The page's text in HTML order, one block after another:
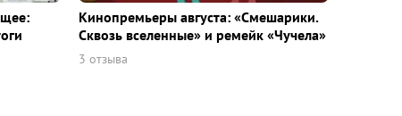
Кинопремьеры августа: «Смешарики.
Сквозь вселенные» и ремейк «Чучела»
3 отзыва